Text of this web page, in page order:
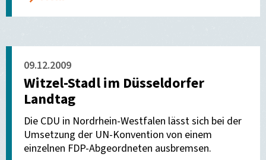
09.12.2009
Witzel-Stadl im Düsseldorfer
Landtag
Die CDU in Nordrhein-Westfalen lässt sich bei der
Umsetzung der UN-Konvention von einem
einzelnen FDP-Abgeordneten ausbremsen.